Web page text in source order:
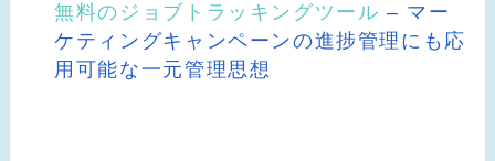
無料のジョブトラッキングツール – マー
ケティングキャンペーンの進捗管理にも応
用可能な一元管理思想